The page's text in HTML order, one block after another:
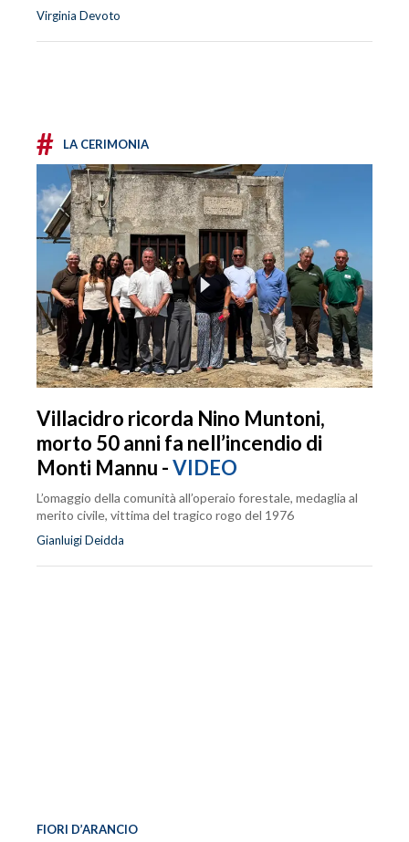
Virginia Devoto
# LA CERIMONIA
Villacidro ricorda Nino Muntoni,
morto 50 anni fa nell’incendio di
Monti Mannu -VIDEO
L’omaggio della comunità all’operaio forestale, medaglia al
merito civile, vittima del tragico rogo del 1976
Gianluigi Deidda
FIORI D’ARANCIO